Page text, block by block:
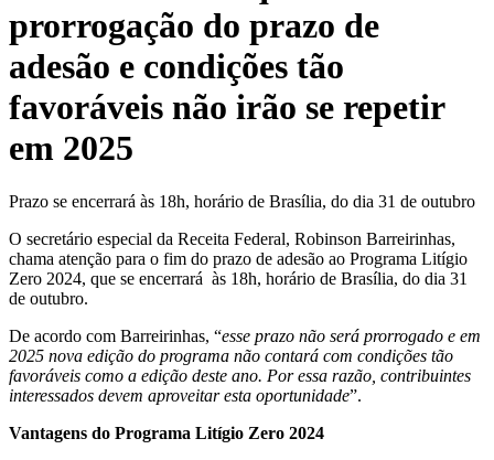
prorrogação do prazo de
adesão e condições tão
favoráveis não irão se repetir
em 2025
Prazo se encerrará às 18h, horário de Brasília, do dia 31 de outubro
O secretário especial da Receita Federal, Robinson Barreirinhas,
chama atenção para o fim do prazo de adesão ao Programa Litígio
Zero 2024, que se encerrará às 18h, horário de Brasília, do dia 31
de outubro.
De acordo com Barreirinhas, “esse prazo não será prorrogado e em
2025 nova edição do programa não contará com condições tão
favoráveis como a edição deste ano. Por essa razão, contribuintes
interessados devem aproveitar esta oportunidade”.
Vantagens do Programa Litígio Zero 2024